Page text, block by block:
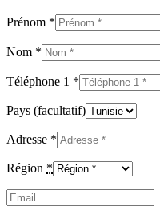
Prénom *
Nom *
Téléphone 1 *
Pays (facultatif)
Adresse *
Région *
Email